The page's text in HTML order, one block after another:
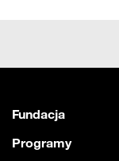
Fundacja
Programy